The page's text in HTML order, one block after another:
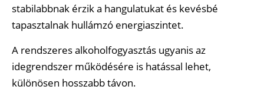
stabilabbnak érzik a hangulatukat és kevésbé
tapasztalnak hullámzó energiaszintet.
A rendszeres alkoholfogyasztás ugyanis az
idegrendszer működésére is hatással lehet,
különösen hosszabb távon.